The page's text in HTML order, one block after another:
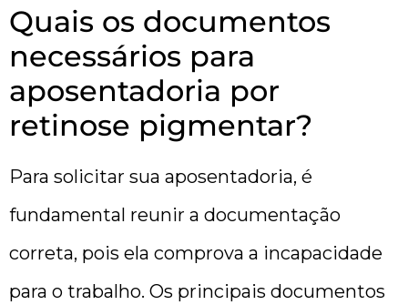
Quais os documentos
necessários para
aposentadoria por
retinose pigmentar?
Para solicitar sua aposentadoria, é
fundamental reunir a documentação
correta, pois ela comprova a incapacidade
para o trabalho. Os principais documentos